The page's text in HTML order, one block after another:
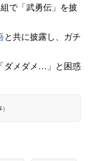
で「武勇伝」を披
と共に披露し、ガチ
ダメダメ…」と困惑